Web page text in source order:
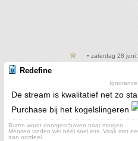
• zaterdag 28 juni
Redefine
De stream is kwalitatief net zo
Purchase bij het kogelslingeren
Buren wordt doorgeschoven naar morgen
Mensen vinden wel héél snel iets. Vaak met
aan oordeel.